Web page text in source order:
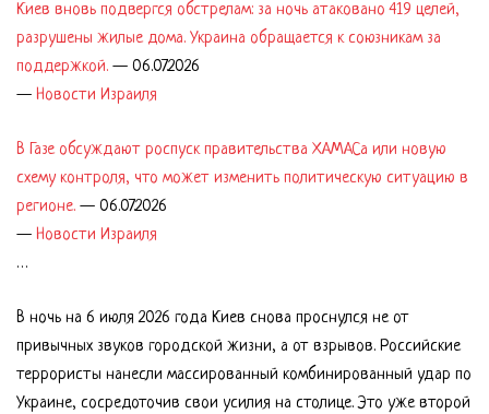
Киев вновь подвергся обстрелам: за ночь атаковано 419 целей,
разрушены жилые дома. Украина обращается к союзникам за
поддержкой. — 06.07.2026
— Новости Израиля
В Газе обсуждают роспуск правительства ХАМАСа или новую
схему контроля, что может изменить политическую ситуацию в
регионе. — 06.07.2026
— Новости Израиля
…
В ночь на 6 июля 2026 года Киев снова проснулся не от
привычных звуков городской жизни, а от взрывов. Российские
террористы нанесли массированный комбинированный удар по
Украине, сосредоточив свои усилия на столице. Это уже второй